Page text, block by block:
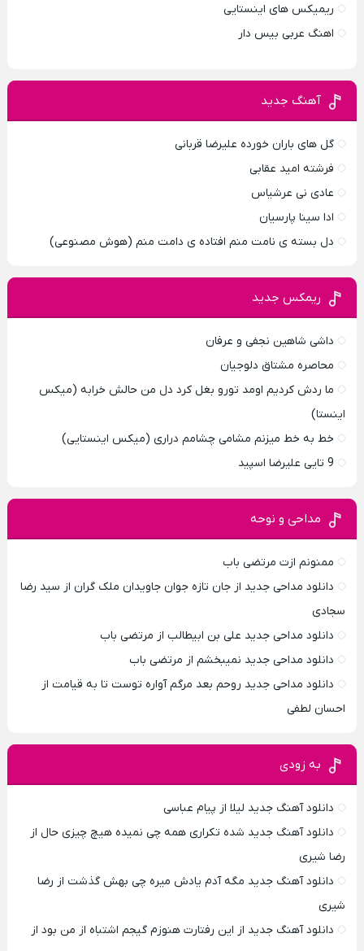
ریمیکس های اینستایی
اهنگ عربی بیس دار
آهنگ جدید
گل های باران خورده علیرضا قربانی
فرشته امید عقابی
عادی نی عرشیاس
ادا سینا پارسیان
دل بسته ی نامت منم افتاده ی دامت منم (هوش مصنوعی)
ریمکس جدید
داشی شاهین نجفی و عرفان
محاصره مشتاق دلوجیان
ما ردش کردیم اومد تورو بغل کرد دل من حالش خرابه (میکس
اینستا)
خط به خط میزنم مشامی چشامم دراری (میکس اینستایی)
9 تایی علیرضا اسپید
مداحی و نوحه
ممنونم ازت مرتضی باب
دانلود مداحی جدید از جان تازه جوان جاویدان ملک گران از سید رضا
سجادی
دانلود مداحی جدید علی بن ابیطالب از مرتضی باب
دانلود مداحی جدید نمیبخشم از مرتضی باب
دانلود مداحی جدید روحم بعد مرگم آواره توست تا به قیامت از
احسان لطفی
به زودی
دانلود آهنگ جدید لیلا از پیام عباسی
دانلود آهنگ جدید شده تکراری همه چی نمیده هیچ چیزی حال از
رضا شیری
دانلود آهنگ جدید مگه آدم یادش میره چی بهش گذشت از رضا
شیری
دانلود آهنگ جدید از این رفتارت هنوزم گیجم اشتباه از من بود از